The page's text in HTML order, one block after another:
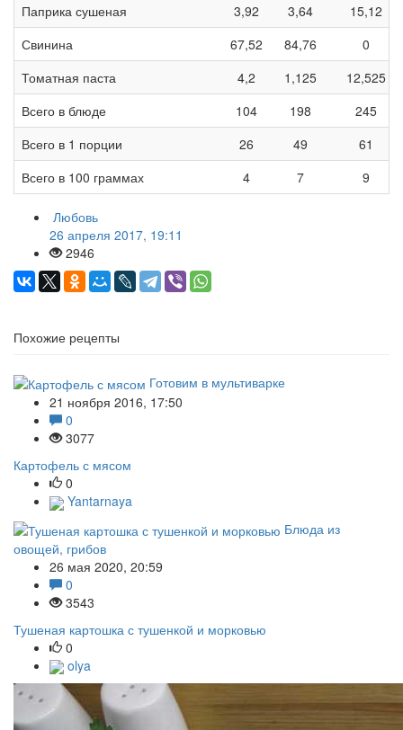
Паприка сушеная
3,92 3,64
15,12
Свинина
67,52 84,76
0
Томатная паста
4,2 1,125
12,525
Всего в блюде
104 198
245
Всего в 1 порции
26 49
61
Всего в 100 граммах
4 7 9
Любовь
26 апреля 2017, 19:11
2946
Похожие рецепты
Готовим в мультиварке
21 ноября 2016, 17:50
0
3077
Картофель с мясом
0
Yantarnaya
Блюда из
овощей, грибов
26 мая 2020, 20:59
0
3543
Тушеная картошка с тушенкой и морковью
0
olya